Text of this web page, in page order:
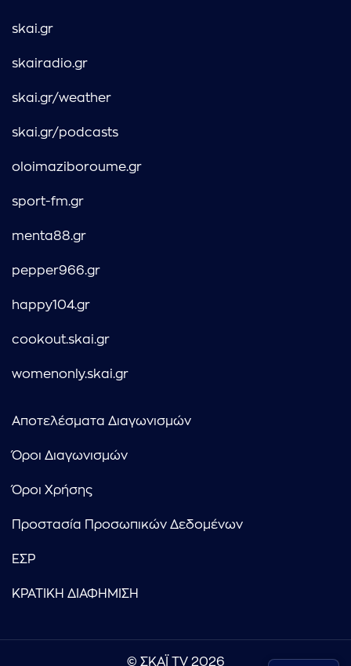
skai.gr
skairadio.gr
skai.gr/weather
skai.gr/podcasts
oloimaziboroume.gr
sport-fm.gr
menta88.gr
pepper966.gr
happy104.gr
cookout.skai.gr
womenonly.skai.gr
Αποτελέσματα Διαγωνισμών
Όροι Διαγωνισμών
Όροι Χρήσης
Προστασία Προσωπικών Δεδομένων
ΕΣΡ
ΚΡΑΤΙΚΗ ΔΙΑΦΗΜΙΣΗ
© ΣΚΑΪ TV 2026